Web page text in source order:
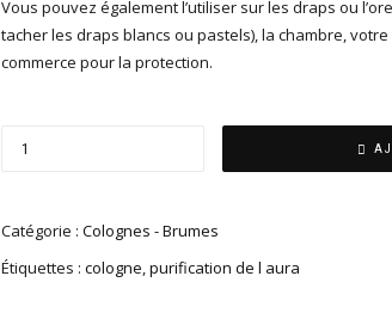
Vous pouvez également l’utiliser sur les draps ou
tacher les draps blancs ou pastels), la chambre,
commerce pour la protection.
Catégorie : Colognes - Brumes
Étiquettes : cologne,purification de l aura